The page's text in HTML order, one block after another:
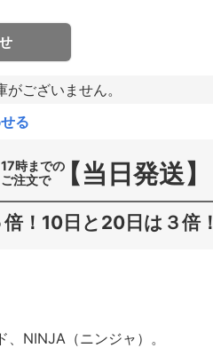
ございません。
る
17時までの
ご注文で 【当日発送】
！10日と20日は３倍！
NINJA（ニンジャ）。